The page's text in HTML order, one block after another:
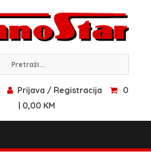
Prijava / Registracija
0
| 0,00 KM